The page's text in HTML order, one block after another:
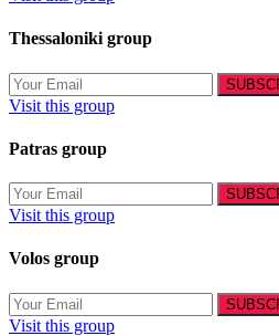
Thessaloniki group
Visit this group
Patras group
Visit this group
Volos group
Visit this group